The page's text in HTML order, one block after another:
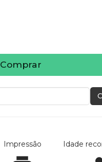
Comprar
Impressão Idade